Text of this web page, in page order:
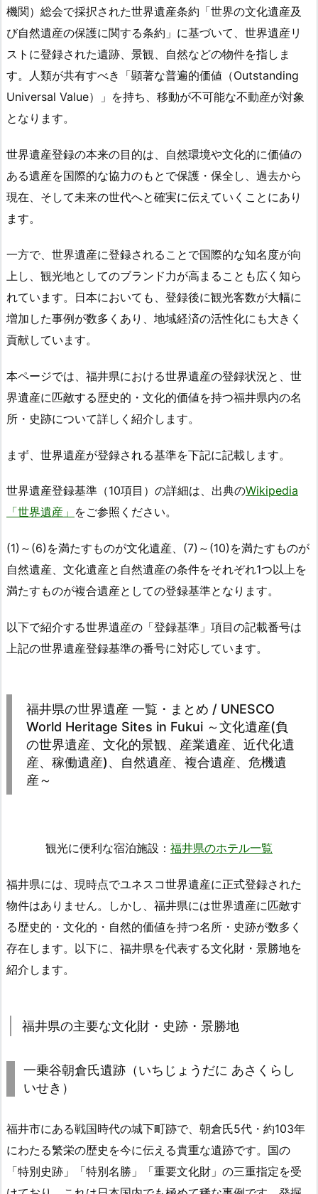
機関）総会で採択された世界遺産条約「世界の文化遺産及
び自然遺産の保護に関する条約」に基づいて、世界遺産リ
ストに登録された遺跡、景観、自然などの物件を指しま
す。人類が共有すべき「顕著な普遍的価値（Outstanding
Universal Value）」を持ち、移動が不可能な不動産が対象
となります。
世界遺産登録の本来の目的は、自然環境や文化的に価値の
ある遺産を国際的な協力のもとで保護・保全し、過去から
現在、そして未来の世代へと確実に伝えていくことにあり
ます。
一方で、世界遺産に登録されることで国際的な知名度が向
上し、観光地としてのブランド力が高まることも広く知ら
れています。日本においても、登録後に観光客数が大幅に
増加した事例が数多くあり、地域経済の活性化にも大きく
貢献しています。
本ページでは、福井県における世界遺産の登録状況と、世
界遺産に匹敵する歴史的・文化的価値を持つ福井県内の名
所・史跡について詳しく紹介します。
まず、世界遺産が登録される基準を下記に記載します。
世界遺産登録基準（10項目）の詳細は、出典のWikipedia
「世界遺産」 をご参照ください。
(1)～(6)を満たすものが文化遺産、(7)～(10)を満たすものが
自然遺産、文化遺産と自然遺産の条件をそれぞれ1つ以上を
満たすものが複合遺産としての登録基準となります。
以下で紹介する世界遺産の「登録基準」項目の記載番号は
上記の世界遺産登録基準の番号に対応しています。
福井県の世界遺産 一覧・まとめ / UNESCO
World Heritage Sites in Fukui ～文化遺産(負
の世界遺産、文化的景観、産業遺産、近代化遺
産、稼働遺産)、自然遺産、複合遺産、危機遺
産～
観光に便利な宿泊施設： 福井県のホテル一覧
福井県には、現時点でユネスコ世界遺産に正式登録された
物件はありません。しかし、福井県には世界遺産に匹敵す
る歴史的・文化的・自然的価値を持つ名所・史跡が数多く
存在します。以下に、福井県を代表する文化財・景勝地を
紹介します。
福井県の主要な文化財・史跡・景勝地
一乗谷朝倉氏遺跡（いちじょうだに あさくらし
いせき）
福井市にある戦国時代の城下町跡で、朝倉氏5代・約103年
にわたる繁栄の歴史を今に伝える貴重な遺跡です。国の
「特別史跡」「特別名勝」「重要文化財」の三重指定を受